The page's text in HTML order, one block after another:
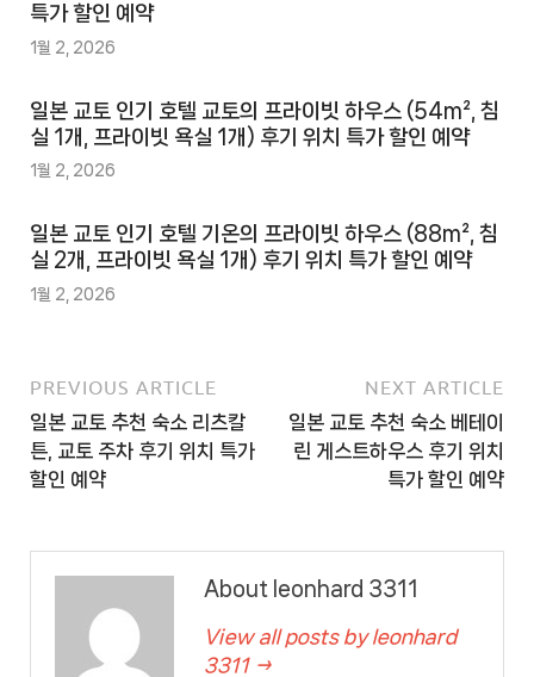
특가 할인 예약
1월 2, 2026
일본 교토 인기 호텔 교토의 프라이빗 하우스 (54m², 침
실 1개, 프라이빗 욕실 1개) 후기 위치 특가 할인 예약
1월 2, 2026
일본 교토 인기 호텔 기온의 프라이빗 하우스 (88m², 침
실 2개, 프라이빗 욕실 1개) 후기 위치 특가 할인 예약
1월 2, 2026
PREVIOUS ARTICLE
일본 교토 추천 숙소 리츠칼
튼, 교토 주차 후기 위치 특가
할인 예약
NEXT ARTICLE
일본 교토 추천 숙소 베테이
린 게스트하우스 후기 위치
특가 할인 예약
About leonhard 3311
View all posts by leonhard
3311 →